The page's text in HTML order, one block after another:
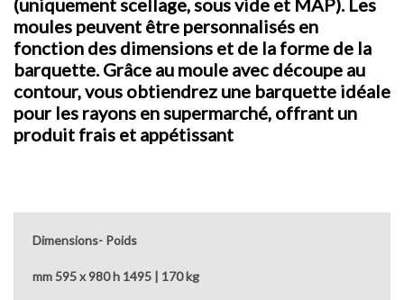
(uniquement scellage, sous vide et MAP). Les
moules peuvent être personnalisés en
fonction des dimensions et de la forme de la
barquette. Grâce au moule avec découpe au
contour, vous obtiendrez une barquette idéale
pour les rayons en supermarché, offrant un
produit frais et appétissant
Dimensions- Poids
mm 595 x 980 h 1495 | 170 kg